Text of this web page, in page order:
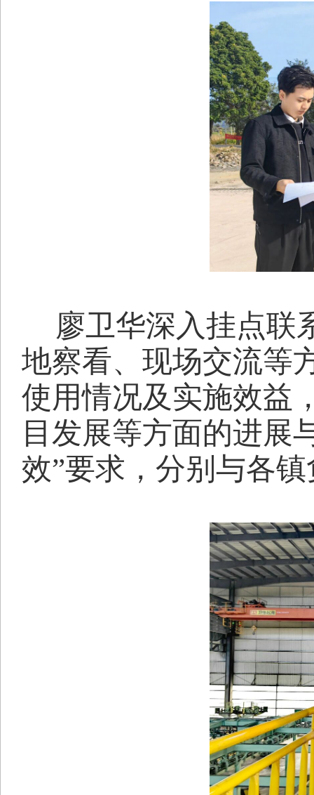
廖卫华深入挂点联
地察看、现场交流等
使用情况及实施效益
目发展等方面的进展
效”要求，分别与各